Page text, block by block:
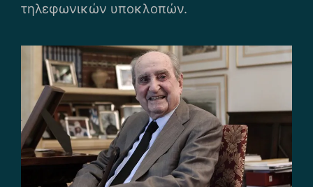
τηλεφωνικών υποκλοπών.